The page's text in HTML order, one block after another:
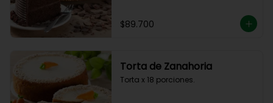
$89.700
Torta de Zanahoria
Torta x 18 porciones.